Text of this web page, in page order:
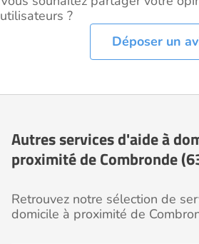
utilisateurs ?
Déposer un
Autres services d'aide à
proximité de Combronde
Retrouvez notre sélection de
domicile à proximité de